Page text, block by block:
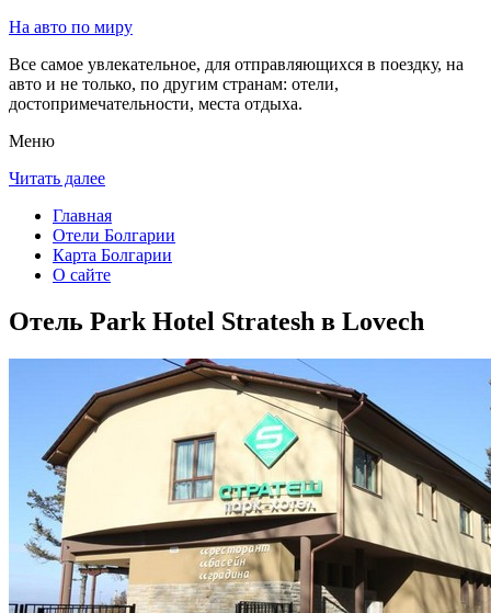
На авто по миру
Все самое увлекательное, для отправляющихся в поездку, на
авто и не только, по другим странам: отели,
достопримечательности, места отдыха.
Меню
Читать далее
Главная
Отели Болгарии
Карта Болгарии
О сайте
Отель Park Hotel Stratesh в Lovech